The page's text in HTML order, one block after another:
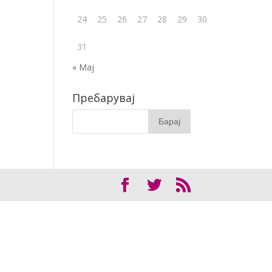
24 25 26 27 28 29 30
31
« Мај
Пребарувај